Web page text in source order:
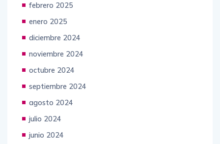
febrero 2025
enero 2025
diciembre 2024
noviembre 2024
octubre 2024
septiembre 2024
agosto 2024
julio 2024
junio 2024